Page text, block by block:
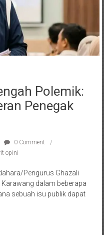
Polemik:
Penegak
0 Comment
opini
Pengurus Ghazali
Karawang dalam beberapa
sebuah isu publik dapat